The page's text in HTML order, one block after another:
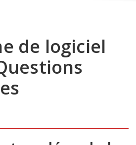
de logiciel